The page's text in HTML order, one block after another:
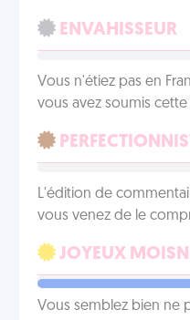
ENVAHISSEUR
Vous n'étiez pas en
vous avez soumis cette
L'édition de
vous venez de le
JOYEUX
Vous semblez bien ne